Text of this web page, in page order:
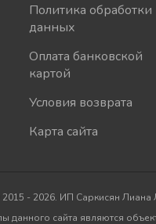
Политика обработки
данных
Оплата банковской
картой
Условия возврата
Карта сайта
2015 - 2026. ИП Саркисян Лиана
данного сайта являются